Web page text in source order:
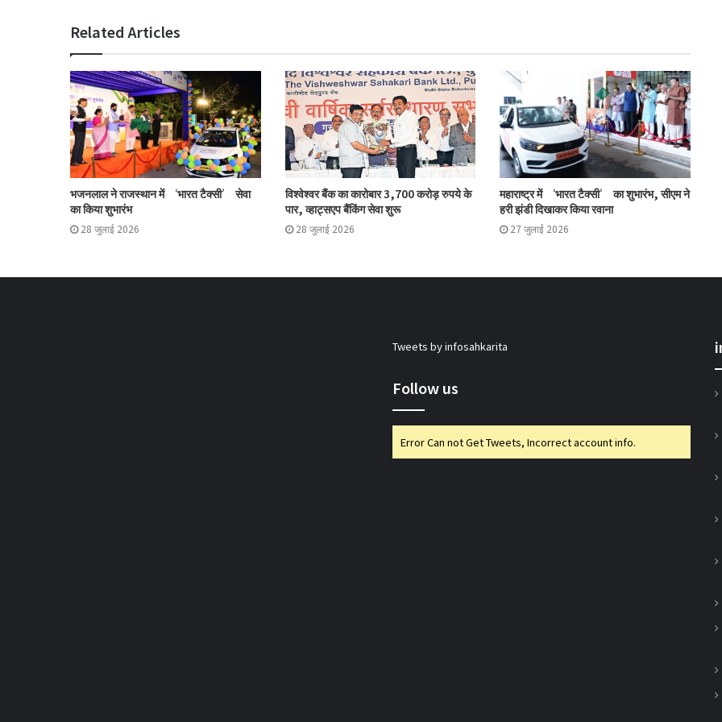
‘कोऑपरेशन अमंग कोऑपरेटिव्स’ से कोऑप बैंकों
को 20 हजार करोड़: भूटानी
एनसीयूआई ने की मॉरीशस प्रतिनिधिमंडल की
51% की वृद्धि
प्रगति की समीक्षा की
निर्विरोध निर्वाचित
Related Articles
भजनलाल ने राजस्थान में ‘भारत टैक्सी’ सेवा
का किया शुभारंभ
28 जुलाई 2026
विश्वेश्वर बैंक का कारोबार 3,700 करोड़ रुपये के
पार, व्हाट्सएप बैंकिंग सेवा शुरू
28 जुलाई 2026
महाराष्ट्र में ‘भारत टैक्सी’ का शुभारंभ, सीएम ने
हरी झंडी दिखाकर किया रवाना
27 जुलाई 2026
Tweets by infosahkarita
Follow us
Error Can not Get Tweets, Incorrect account info.